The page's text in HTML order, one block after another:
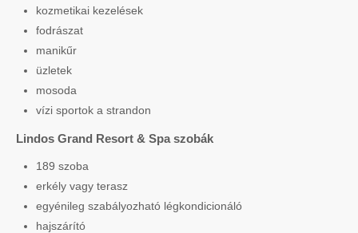
kozmetikai kezelések
fodrászat
manikűr
üzletek
mosoda
vízi sportok a strandon
Lindos Grand Resort & Spa szobák
189 szoba
erkély vagy terasz
egyénileg szabályozható légkondicionáló
hajszárító